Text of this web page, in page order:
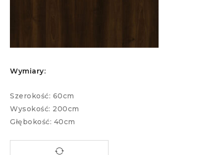
Wymiary:
Szerokość: 60cm
Wysokość: 200cm
Głębokość: 40cm